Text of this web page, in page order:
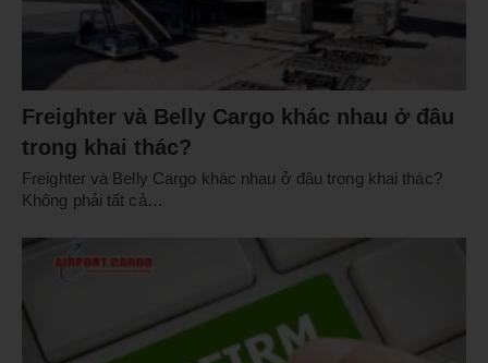
Freighter và Belly Cargo khác nhau ở đâu
trong khai thác?
Freighter và Belly Cargo khác nhau ở đâu trong khai thác?
Không phải tất cả…